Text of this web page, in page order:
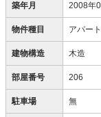
築年月 2008年
物件種目 アパート
建物構造 木造
部屋番号 206
駐車場 無